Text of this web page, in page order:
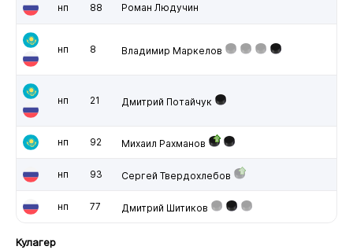
нп 88 Роман Людучин
нп 8 Владимир Маркелов
нп 21 Дмитрий Потайчук
нп 92 Михаил Рахманов
нп 93 Сергей Твердохлебов
нп 77 Дмитрий Шитиков
Кулагер